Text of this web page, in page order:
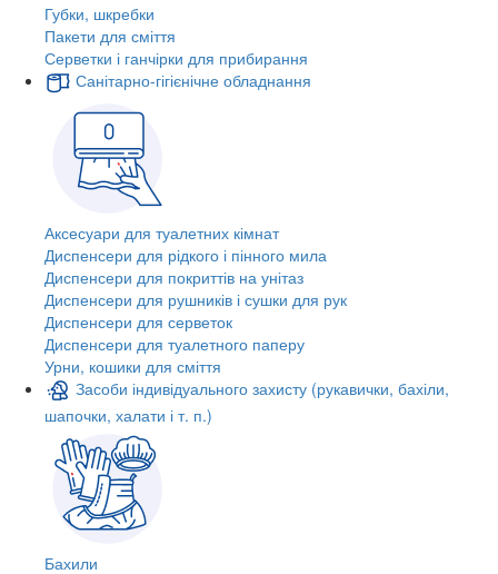
Губки, шкребки
Пакети для сміття
Серветки і ганчірки для прибирання
Санітарно-гігієнічне обладнання
Аксесуари для туалетних кімнат
Диспенсери для рідкого і пінного мила
Диспенсери для покриттів на унітаз
Диспенсери для рушників і сушки для рук
Диспенсери для серветок
Диспенсери для туалетного паперу
Урни, кошики для сміття
Засоби індивідуального захисту (рукавички, бахіли,
шапочки, халати і т. п.)
Бахили